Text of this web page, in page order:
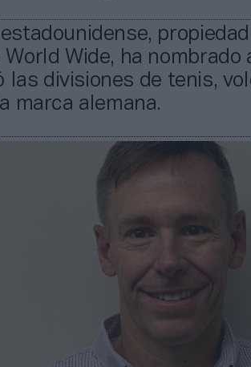
World Wide, ha nombrado
las divisiones de tenis,
marca alemana.